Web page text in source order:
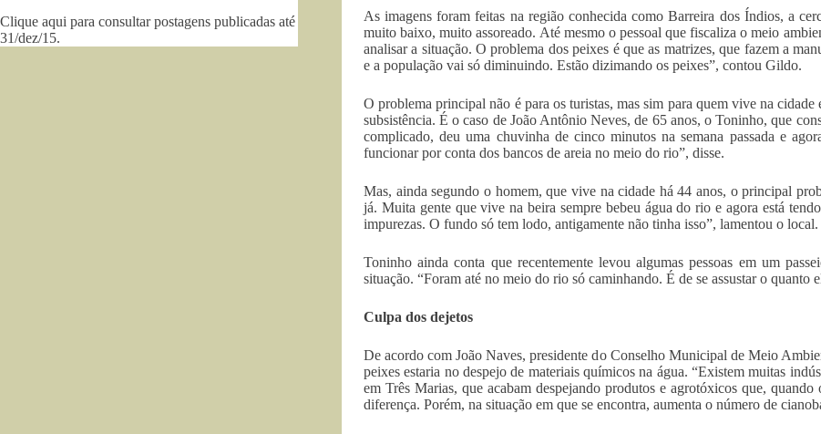
As imagens foram feitas na região conhecida como Barreira dos Índios, a
muito baixo, muito assoreado. Até mesmo o pessoal que fiscaliza o meio
analisar a situação. O problema dos peixes é que as matrizes, que fazem a
e a população vai só diminuindo. Estão dizimando os peixes”, contou Gildo.
O problema principal não é para os turistas, mas sim para quem vive na
subsistência. É o caso de João Antônio Neves, de 65 anos, o Toninho, que
complicado, deu uma chuvinha de cinco minutos na semana passada e
funcionar por conta dos bancos de areia no meio do rio”, disse.
Mas, ainda segundo o homem, que vive na cidade há 44 anos, o principal
já. Muita gente que vive na beira sempre bebeu água do rio e agora está
impurezas. O fundo só tem lodo, antigamente não tinha isso”, lamentou o local.
Toninho ainda conta que recentemente levou algumas pessoas em um
situação. “Foram até no meio do rio só caminhando. É de se assustar o quanto
Culpa dos dejetos
De acordo com João Naves, presidente do Conselho Municipal de Meio
peixes estaria no despejo de materiais químicos na água. “Existem muitas
em Três Marias, que acabam despejando produtos e agrotóxicos que,
diferença. Porém, na situação em que se encontra, aumenta o número de
Clique aqui para consultar postagens publicadas até
31/dez/15.